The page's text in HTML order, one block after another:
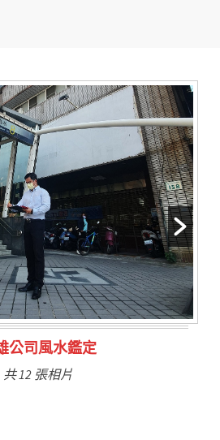
林氏福主量子生基造命
共 6 張相片